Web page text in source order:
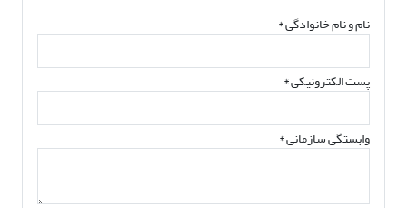
نام و نام خانوادگی*
پست الکترونیکی*
وابستگی سازمانی *